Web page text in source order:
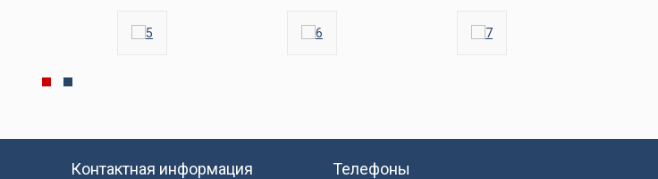
Контактная информация Телефоны